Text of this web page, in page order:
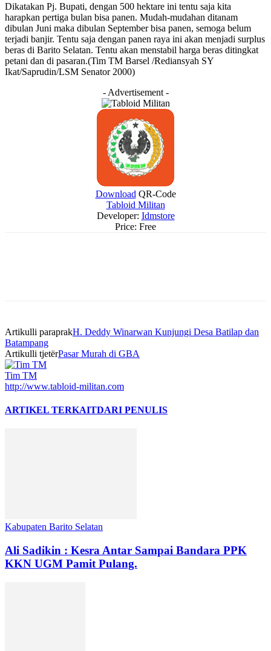
Dikatakan Pj. Bupati, dengan 500 hektare ini tentu saja kita
harapkan pertiga bulan bisa panen. Mudah-mudahan ditanam
dibulan Juni maka dibulan September bisa panen, semoga belum
terjadi banjir. Tentu saja dengan panen raya ini akan menjadi surplus
beras di Barito Selatan. Tentu akan menstabil harga beras ditingkat
petani dan di pasaran.(Tim TM Barsel /Rediansyah SY
Ikat/Saprudin/LSM Senator 2000)
- Advertisement -
Download QR-Code
Tabloid Militan
Developer: Idmstore
Price: Free
Artikulli paraprakH. Deddy Winarwan Kunjungi Desa Batilap dan
Batampang
Artikulli tjetërPasar Murah di GBA
Tim TM
http://www.tabloid-militan.com
ARTIKEL TERKAITDARI PENULIS
Kabupaten Barito Selatan
Ali Sadikin : Kesra Antar Sampai Bandara PPK
KKN UGM Pamit Pulang.